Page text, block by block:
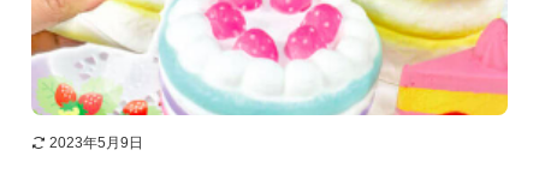
2023年5月9日